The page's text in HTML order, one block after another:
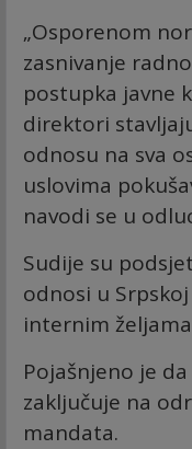
„Osporenom
zasnivanje
postupka javne
direktori
odnosu na sva
uslovima
navodi se u
Sudije su
odnosi u
internim
Pojašnjeno je
zaključuje na
mandata.